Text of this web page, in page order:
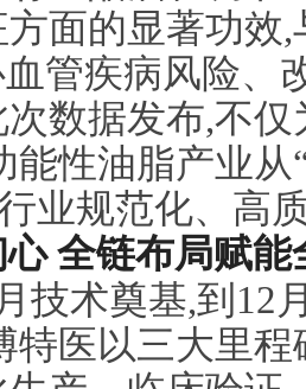
面的显著功效,
管疾病风险、
数据发布,不
能性油脂产业从
业规范化、高
全链布局赋能
技术奠基,到12
特医以三大里